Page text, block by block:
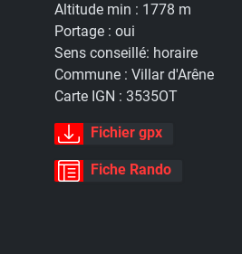
Altitude min : 1778 m
Portage : oui
Sens conseillé: horaire
Commune : Villar d'Arêne
Carte IGN : 3535OT
Fichier gpx
Fiche Rando